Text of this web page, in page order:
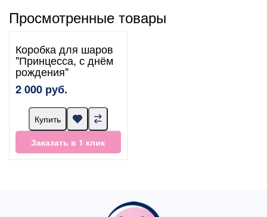
Просмотренные товары
Коробка для шаров
"Принцесса, с днём
рождения"
2 000 руб.
Купить
Заказать в 1 клик